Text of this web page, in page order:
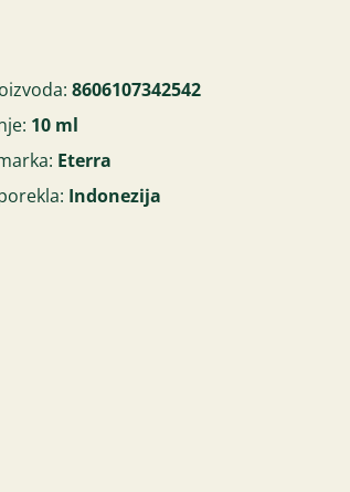
8606107342542
10 ml
Eterra
Indonezija